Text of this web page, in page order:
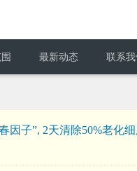
最新动态 联系
因子”, 2天清除50%老化